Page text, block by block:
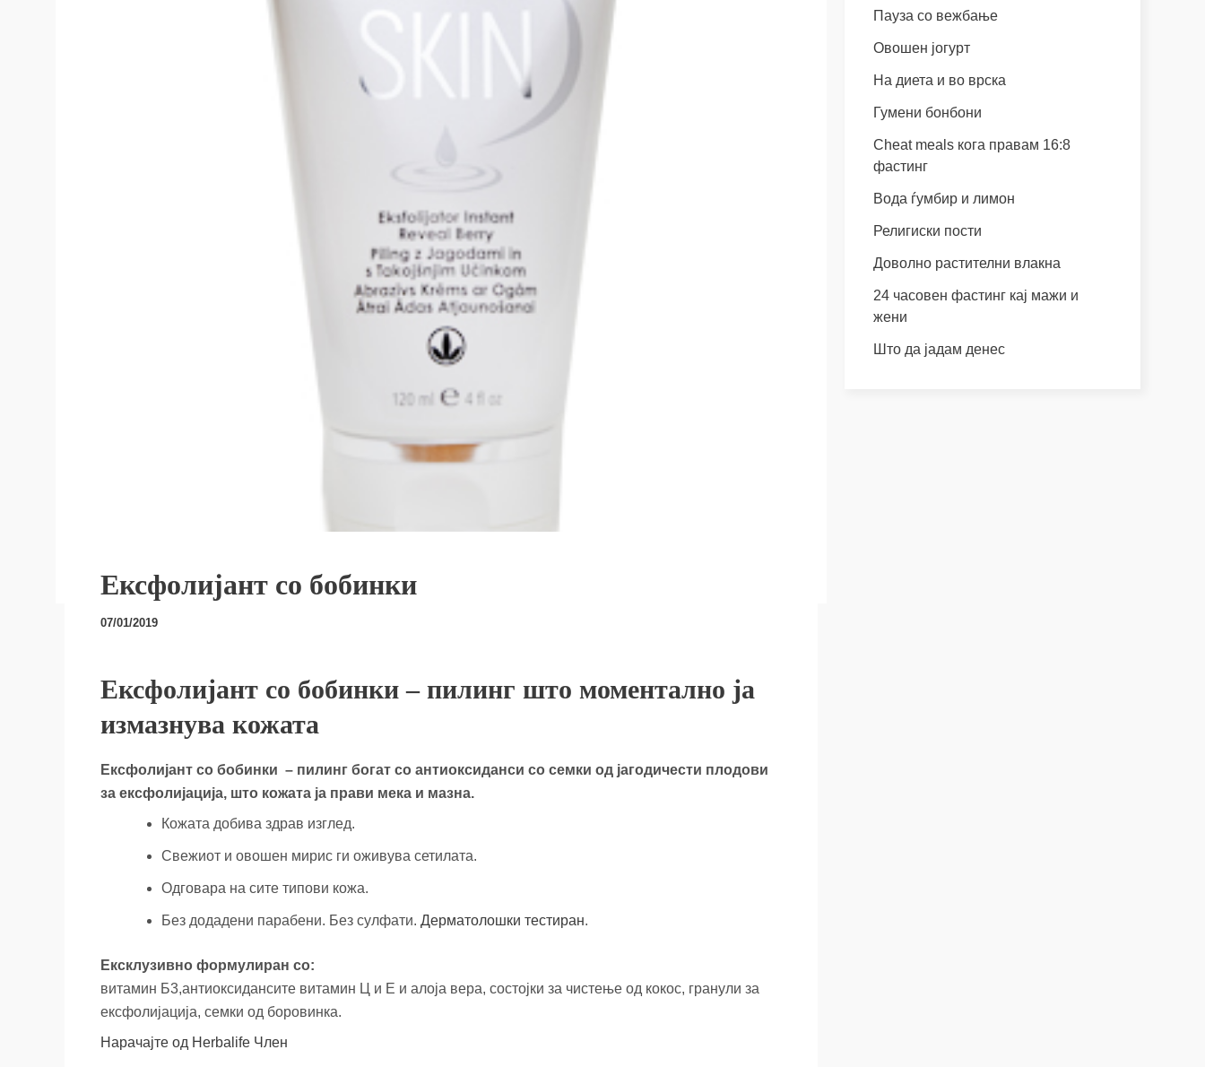
Ексфолијант со бобинки
07/01/2019
Ексфолијант со бобинки – пилинг што моментално ја
измазнува кожата
Ексфолијант со бобинки – пилинг богат со антиоксиданси со семки од јагодичести плодови
за ексфолијација, што кожата ја прави мека и мазна.
Кожата добива здрав изглед.
Свежиот и овошен мирис ги оживува сетилата.
Одговара на сите типови кожа.
Без додадени парабени. Без сулфати. Дерматолошки тестиран.
Ексклузивно формулиран со:
витамин Б3,антиоксидансите витамин Ц и Е и алоја вера, состојки за чистење од кокос, гранули за
ексфолијација, семки од боровинка.
Нарачајте од Herbalife Член
Пауза со вежбање
Овошен јогурт
На диета и во врска
Гумени бонбони
Cheat meals кога правам 16:8
фастинг
Вода ѓумбир и лимон
Религиски пости
Доволно растителни влакна
24 часовен фастинг кај мажи и
жени
Што да јадам денес